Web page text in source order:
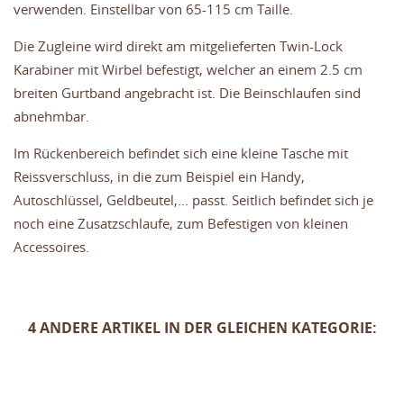
verwenden. Einstellbar von 65-115 cm Taille.
Die Zugleine wird direkt am mitgelieferten Twin-Lock
Karabiner mit Wirbel befestigt, welcher an einem 2.5 cm
breiten Gurtband angebracht ist. Die Beinschlaufen sind
abnehmbar.
Im Rückenbereich befindet sich eine kleine Tasche mit
Reissverschluss, in die zum Beispiel ein Handy,
Autoschlüssel, Geldbeutel,... passt. Seitlich befindet sich je
noch eine Zusatzschlaufe, zum Befestigen von kleinen
Accessoires.
4 ANDERE ARTIKEL IN DER GLEICHEN KATEGORIE: